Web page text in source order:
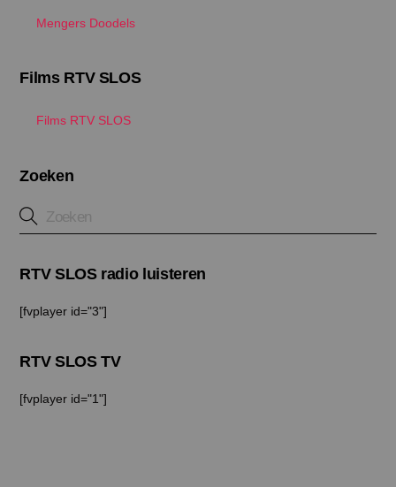
Mengers Doodels
Films RTV SLOS
Films RTV SLOS
Zoeken
RTV SLOS radio luisteren
[fvplayer id="3"]
RTV SLOS TV
[fvplayer id="1"]